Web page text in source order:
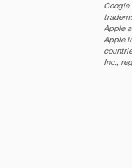
Google
Apple
Apple
Inc.,